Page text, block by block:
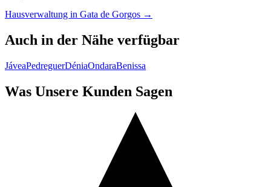
Hausverwaltung in Gata de Gorgos →
Auch in der Nähe verfügbar
JáveaPedreguerDéniaOndaraBenissa
Was Unsere Kunden Sagen